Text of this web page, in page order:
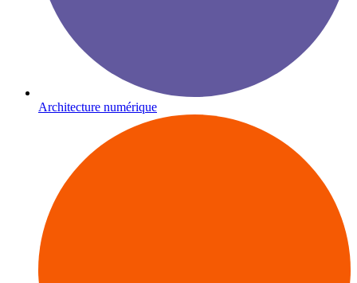
Architecture numérique